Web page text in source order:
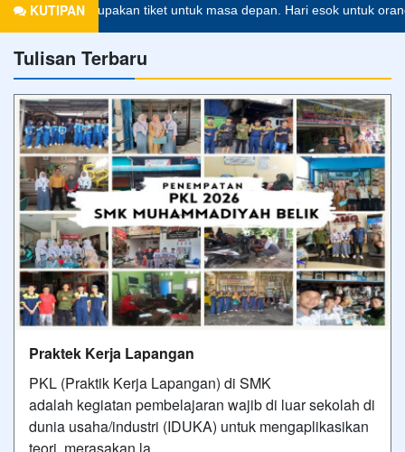
KUTIPAN
merupakan tiket untuk masa depan. Hari esok untuk orang-
Tulisan Terbaru
Praktek Kerja Lapangan
PKL (Praktik Kerja Lapangan) di SMK
adalah kegiatan pembelajaran wajib di luar sekolah di
dunia usaha/industri (IDUKA) untuk mengaplikasikan